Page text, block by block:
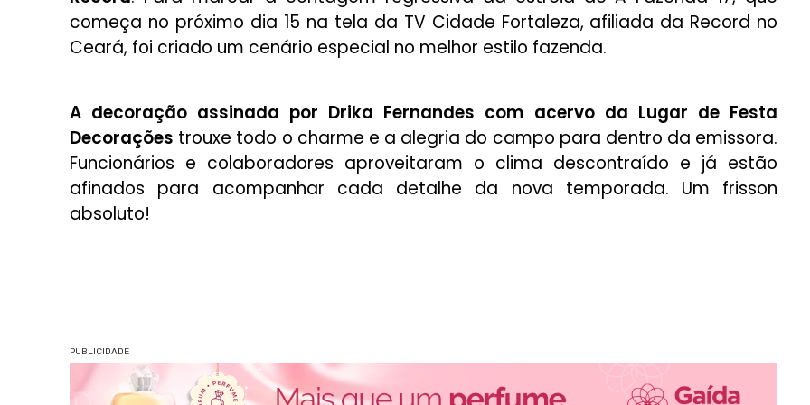
começa no próximo dia 15 na tela da TV Cidade Fortaleza, afiliada da Record no
Ceará, foi criado um cenário especial no melhor estilo fazenda.
A decoração assinada por Drika Fernandes com acervo da Lugar de Festa
Decorações trouxe todo o charme e a alegria do campo para dentro da emissora.
Funcionários e colaboradores aproveitaram o clima descontraído e já estão
afinados para acompanhar cada detalhe da nova temporada. Um frisson
absoluto!
PUBLICIDADE